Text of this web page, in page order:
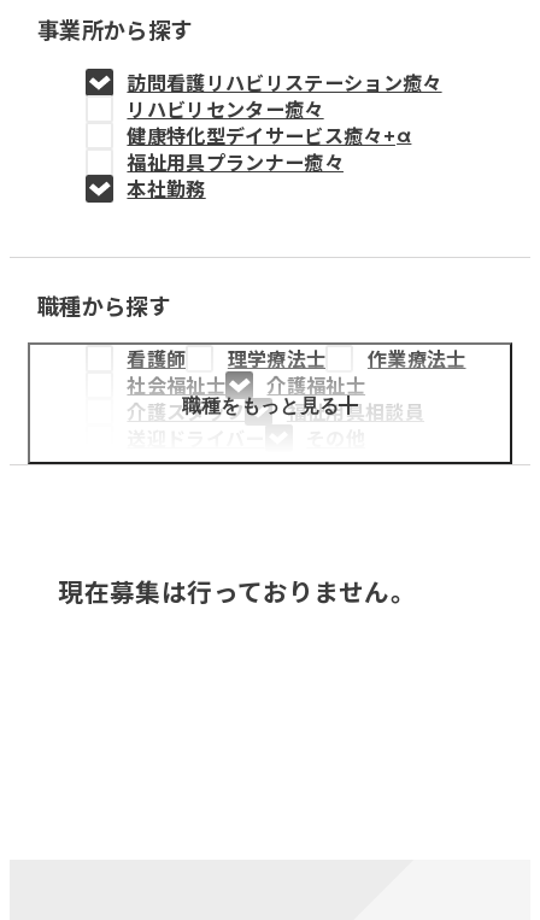
教育事業
姫路中央こども園
姫路中央保育園
採用情報
医療・介護事業
募集職種
事業所から探す
訪問看護リハビリステーション癒々
リハビリセンター癒々
健康特化型デイサービス癒々+α
福祉用具プランナー癒々
本社勤務
職種から探す
看護師 理学療法士
作業療法士
社会福祉士
介護福祉士
介護スタッフ
福祉用具相談員
職種をもっと見る
現在募集は行っておりません。